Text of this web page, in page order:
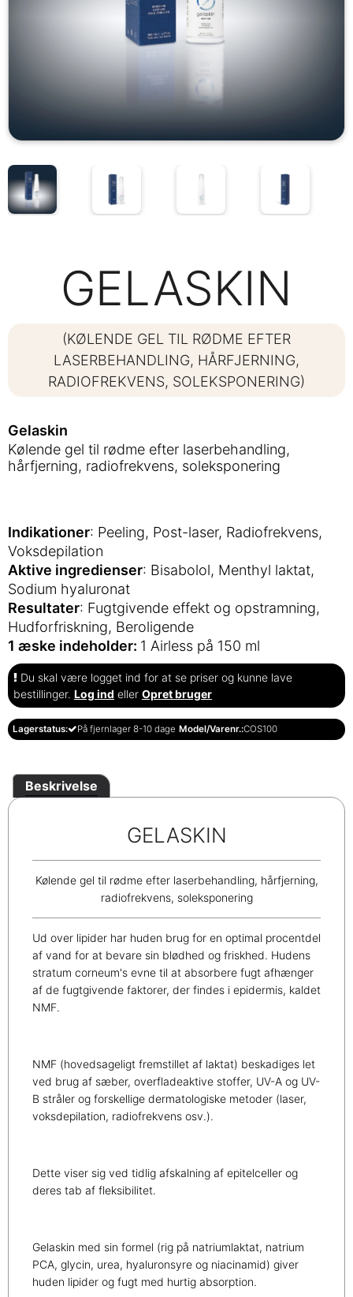
GELASKIN
(KØLENDE GEL TIL RØDME EFTER
LASERBEHANDLING, HÅRFJERNING,
RADIOFREKVENS, SOLEKSPONERING)
Gelaskin
Kølende gel til rødme efter laserbehandling,
hårfjerning, radiofrekvens, soleksponering
Indikationer: Peeling, Post-laser, Radiofrekvens,
Voksdepilation
Aktive ingredienser: Bisabolol, Menthyl laktat,
Sodium hyaluronat
Resultater: Fugtgivende effekt og opstramning,
Hudforfriskning, Beroligende
1 æske indeholder: 1 Airless på 150 ml
Du skal være logget ind for at se priser og kunne lave
bestillinger. Log ind eller Opret bruger
Lagerstatus: På fjernlager 8-10 dage Model/Varenr.:COS100
Beskrivelse
GELASKIN
Kølende gel til rødme efter laserbehandling, hårfjerning,
radiofrekvens, soleksponering
Ud over lipider har huden brug for en optimal procentdel
af vand for at bevare sin blødhed og friskhed. Hudens
stratum corneum's evne til at absorbere fugt afhænger
af de fugtgivende faktorer, der findes i epidermis, kaldet
NMF.
NMF (hovedsageligt fremstillet af laktat) beskadiges let
ved brug af sæber, overfladeaktive stoffer, UV-A og UV-
B stråler og forskellige dermatologiske metoder (laser,
voksdepilation, radiofrekvens osv.).
Dette viser sig ved tidlig afskalning af epitelceller og
deres tab af fleksibilitet.
Gelaskin med sin formel (rig på natriumlaktat, natrium
PCA, glycin, urea, hyaluronsyre og niacinamid) giver
huden lipider og fugt med hurtig absorption.